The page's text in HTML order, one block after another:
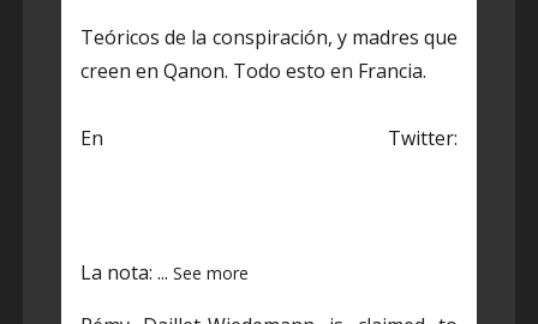
Teóricos de la conspiración, y madres que
creen en Qanon. Todo esto en Francia.
En Twitter:
La nota: ... See more